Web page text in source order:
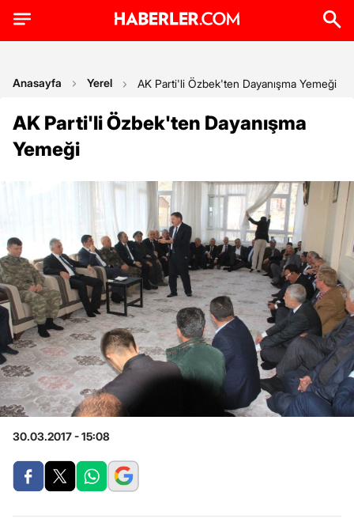
Anasayfa Yerel AK Parti'li Özbek'ten Dayanışma Yemeği
AK Parti'li Özbek'ten Dayanışma
Yemeği
30.03.2017 - 15:08